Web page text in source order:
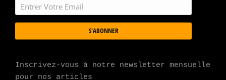
S'ABONNER
Inscrivez-vous à notre newsletter mensuelle
pour nos articles